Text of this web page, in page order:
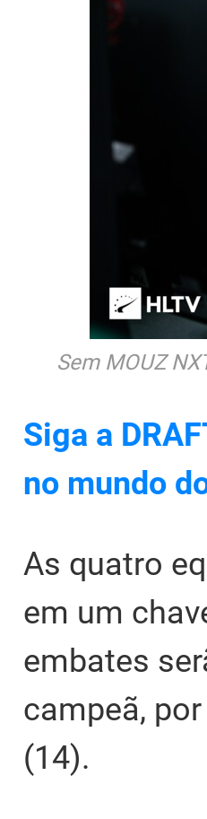
Sem MOUZ
Siga a
no mundo
As quatro
em um
embates
campeã,
(14).